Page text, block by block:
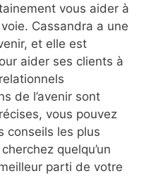
vous aider à
Cassandra a une
et elle est
aider ses clients à
de l’avenir sont
vous pouvez
conseils les plus
quelqu’un
parti de votre